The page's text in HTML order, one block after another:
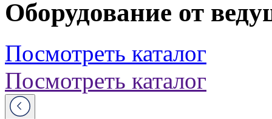
Оборудование от
Посмотреть каталог
Посмотреть каталог